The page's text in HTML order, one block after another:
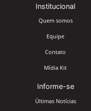
Institucional
Quem somos
Equipe
Contato
Mídia Kit
Informe-se
Últimas Notícias